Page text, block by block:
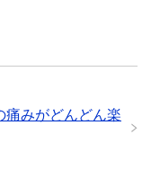
痛みがどんどん楽